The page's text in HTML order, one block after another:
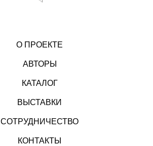
О ПРОЕКТЕ
АВТОРЫ
КАТАЛОГ
ВЫСТАВКИ
СОТРУДНИЧЕСТВО
КОНТАКТЫ